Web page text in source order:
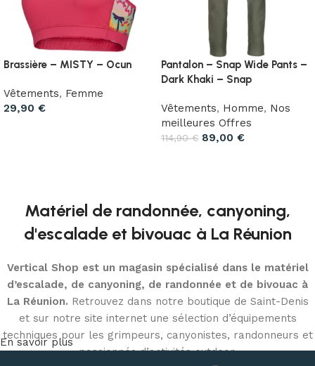
Brassière – MISTY – Ocun
Vêtements, Femme
29,90 €
Pantalon – Snap Wide Pants –
Dark Khaki – Snap
Vêtements, Homme, Nos
meilleures Offres
114,90€ 89,00 €
Matériel de randonnée, canyoning,
d'escalade et bivouac à La Réunion
Vertical Shop est un magasin spécialisé dans le matériel
d’escalade, de canyoning, de randonnée et de bivouac à
La Réunion. Retrouvez dans notre boutique de Saint-Denis
et sur notre site internet une sélection d’équipements
techniques pour les grimpeurs, canyonistes, randonneurs et
passionnés d’activités outdoor.
En savoir plus